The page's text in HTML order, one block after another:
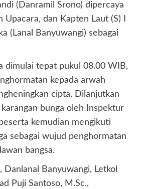
(Danramil Srono) dipercaya
Upacara, dan Kapten Laut (S) I
(Lanal Banyuwangi) sebagai
dimulai tepat pukul 08.00 WIB,
kepada arwah
cipta. Dilanjutkan
bunga oleh Inspektur
kemudian mengikuti
sebagai wujud penghormatan
bangsa.
Danlanal Banyuwangi, Letkol
Puji Santoso, M.Sc.,